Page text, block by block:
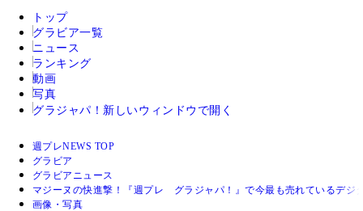
トップ
グラビア一覧
ニュース
ランキング
動画
写真
グラジャパ！ 新しいウィンドウで開く
週プレNEWS TOP
グラビア
グラビアニュース
マジーヌの快進撃！『週プレ グラジャパ！』で今最も売れているデ
画像・写真